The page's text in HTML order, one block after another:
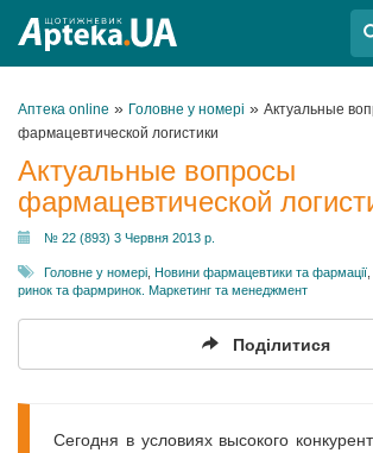
Аптека online » Головне у номері » Актуальные
фармацевтической логистики
Актуальные вопросы
фармацевтической
№ 22 (893) 3 Червня 2013 р.
Головне у номері Новини фармацевтики та фармації
ринок та фармринок. Маркетинг та менеджмент
Поділитися
Сегодня в условиях высокого